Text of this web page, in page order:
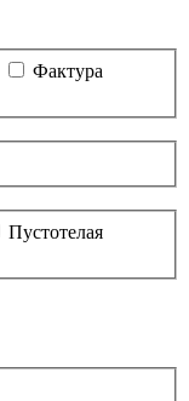
Фактура
Пустотелая